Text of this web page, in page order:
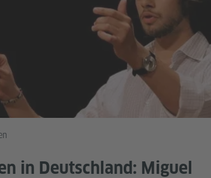
in Deutschland: Miguel